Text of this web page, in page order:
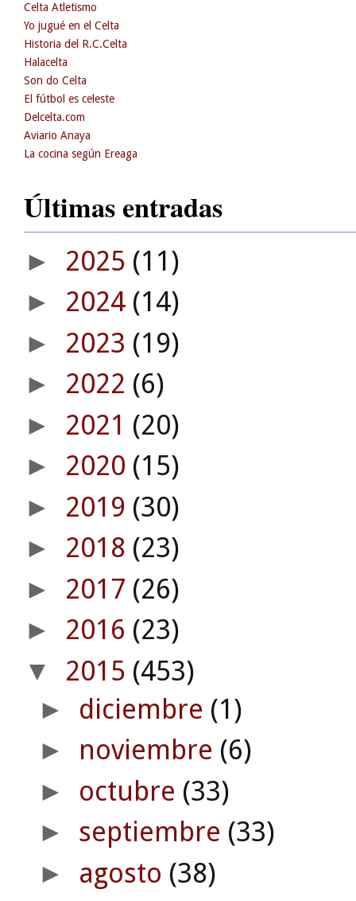
Celta Atletismo
Yo jugué en el Celta
Historia del R.C.Celta
Halacelta
Son do Celta
El fútbol es celeste
Delcelta.com
Aviario Anaya
La cocina según Ereaga
Últimas entradas
► 2025 (11)
► 2024 (14)
► 2023 (19)
► 2022 (6)
► 2021 (20)
► 2020 (15)
► 2019 (30)
► 2018 (23)
► 2017 (26)
► 2016 (23)
▼ 2015 (453)
► diciembre (1)
► noviembre (6)
► octubre (33)
► septiembre (33)
► agosto (38)